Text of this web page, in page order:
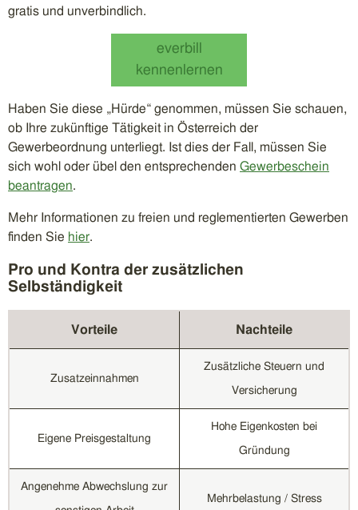
gratis und unverbindlich.
everbill
kennenlernen
Haben Sie diese „Hürde“ genommen, müssen Sie schauen,
ob Ihre zukünftige Tätigkeit in Österreich der
Gewerbeordnung unterliegt. Ist dies der Fall, müssen Sie
sich wohl oder übel den entsprechenden Gewerbeschein
beantragen.
Mehr Informationen zu freien und reglementierten Gewerben
finden Sie hier.
Pro und Kontra der zusätzlichen
Selbständigkeit
Vorteile Nachteile
Zusatzeinnahmen
Zusätzliche Steuern und
Versicherung
Eigene Preisgestaltung
Hohe Eigenkosten bei
Gründung
Angenehme Abwechslung zur
Mehrbelastung / Stress